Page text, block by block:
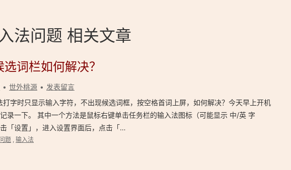
法问题 相关文章
词栏如何解决？
世外桃源
发表留言
打字时只显示输入字符，不出现候选词框，按空格首词上屏，如何解决？今天早上开机
录一下。 其中一个方法是鼠标右键单击任务栏的输入法图标（可能显示 中/英 字
「设置」，进入设置界面后，点击「…
题 , 输入法